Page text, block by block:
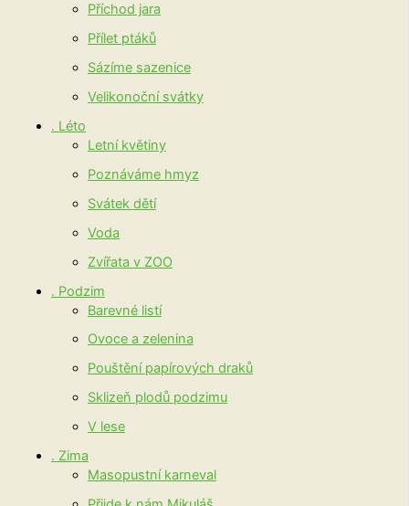
Příchod jara
Přílet ptáků
Sázíme sazenice
Velikonoční svátky
. Léto
Letní květiny
Poznáváme hmyz
Svátek dětí
Voda
Zvířata v ZOO
. Podzim
Barevné listí
Ovoce a zelenina
Pouštění papírových draků
Sklizeň plodů podzimu
V lese
. Zima
Masopustní karneval